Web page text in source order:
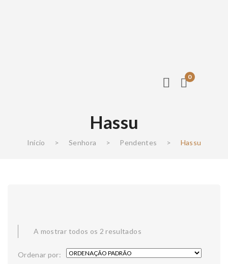
0
Hassu
Início > Senhora > Pendentes > Hassu
A mostrar todos os 2 resultados
Ordenar por: